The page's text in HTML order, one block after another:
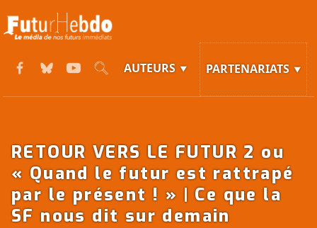
AUTEURS PARTENARIATS
RETOUR VERS LE FUTUR 2 ou
« Quand le futur est rattrapé
par le présent ! » | Ce que la
SF nous dit sur demain